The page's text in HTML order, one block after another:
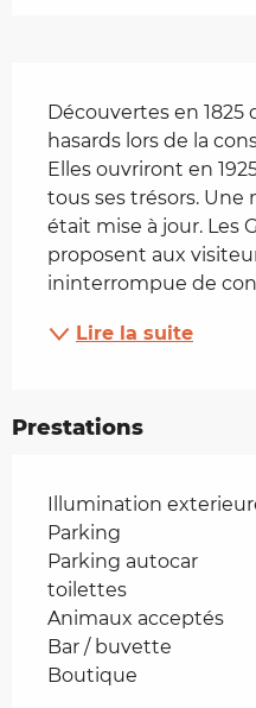
Découvertes en 1825
hasards lors de la
Elles ouvriront en
tous ses trésors. Une
était mise à jour. Les
proposent aux
ininterrompue de
Lire la suite
Prestations
Illumination
Parking
Parking autocar
toilettes
Animaux acceptés
Bar / buvette
Boutique